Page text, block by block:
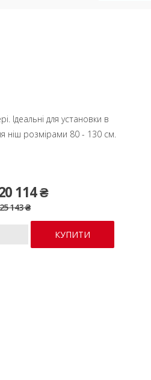
Ідеальні для установки в
ніш розмірами 80 - 130 см.
114 ₴
143 ₴